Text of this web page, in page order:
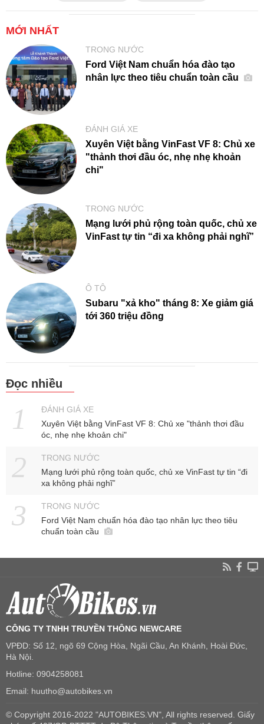
MỚI NHẤT
TRONG NƯỚC
Ford Việt Nam chuẩn hóa đào tạo
nhân lực theo tiêu chuẩn toàn cầu
ĐÁNH GIÁ XE
Xuyên Việt bằng VinFast VF 8: Chủ xe
"thảnh thơi đầu óc, nhẹ nhẹ khoản
chi"
TRONG NƯỚC
Mạng lưới phủ rộng toàn quốc, chủ xe
VinFast tự tin “đi xa không phải nghĩ”
Ô TÔ
Subaru "xả kho" tháng 8: Xe giảm giá
tới 360 triệu đồng
Đọc nhiều
ĐÁNH GIÁ XE
Xuyên Việt bằng VinFast VF 8: Chủ xe "thảnh thơi đầu
óc, nhẹ nhẹ khoản chi"
TRONG NƯỚC
Mạng lưới phủ rộng toàn quốc, chủ xe VinFast tự tin “đi
xa không phải nghĩ”
TRONG NƯỚC
Ford Việt Nam chuẩn hóa đào tạo nhân lực theo tiêu
chuẩn toàn cầu
CÔNG TY TNHH TRUYỀN THÔNG NEWCARE
VPĐD: Số 12, ngõ 69 Cộng Hòa, Ngãi Cầu, An Khánh, Hoài Đức,
Hà Nội.
Hotline: 0904258081
Email: huutho@autobikes.vn
© Copyright 2016-2022 "AUTOBIKES.VN", All rights reserved. Giấy